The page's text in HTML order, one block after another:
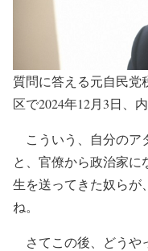
質問に答える元自民党
区で2024年12月3日、
こういう、自分のア
と、官僚から政治家に
生を送ってきた奴らが
ね。
さてこの後、どうや